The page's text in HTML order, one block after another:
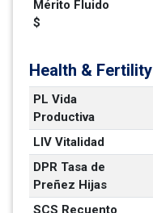
Mérito Fluido
$
Health & Fertility
PL Vida
Productiva
LIV Vitalidad
DPR Tasa de
Preñez Hijas
SCS Recuento